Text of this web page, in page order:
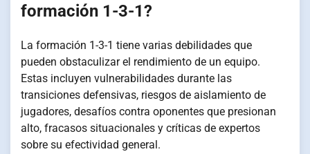
formación 1-3-1?
La formación 1-3-1 tiene varias debilidades que
pueden obstaculizar el rendimiento de un equipo.
Estas incluyen vulnerabilidades durante las
transiciones defensivas, riesgos de aislamiento de
jugadores, desafíos contra oponentes que presionan
alto, fracasos situacionales y críticas de expertos
sobre su efectividad general.